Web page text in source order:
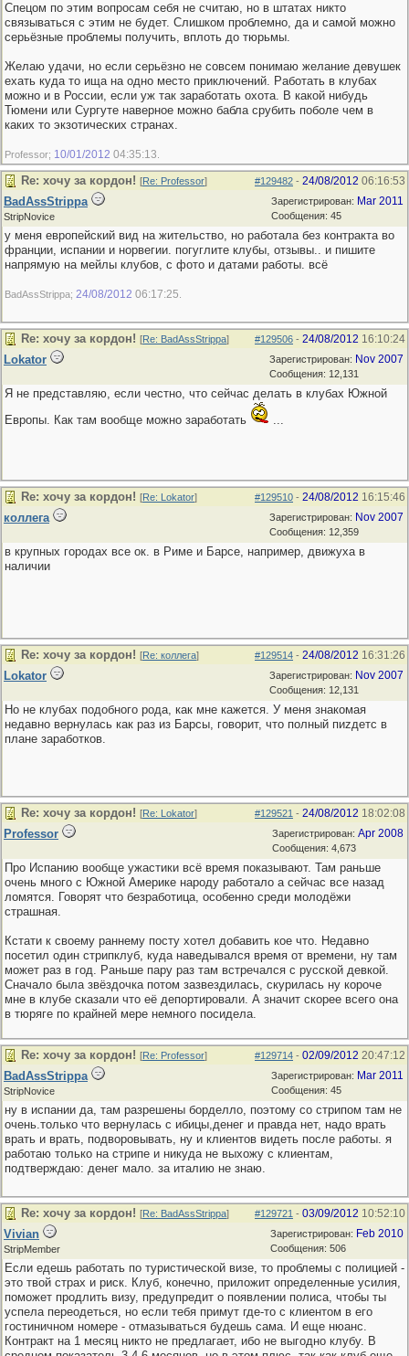
Спецом по этим вопросам себя не считаю, но в штатах никто
связываться с этим не будет. Слишком проблемно, да и самой можно
серьёзные проблемы получить, вплоть до тюрьмы.
Желаю удачи, но если серьёзно не совсем понимаю желание девушек
ехать куда то ища нa одно место приключений. Работать в клубах
можно и в России, если уж так заработать охота. В какой нибудь
Тюмени или Сургуте наверное можно бабла срубить поболе чем в
каких то экзотических странах.
Professor; 10/01/2012 04:35:13
#129482 - 24/08/2012 06:16:53
Re: хочу за кордон! [Re: Professor]
Зарегистрирован: Mar 2011
Сообщения: 45
BadAssStrippa
StripNovice
у меня европейский вид на жительство, но работала без контракта во
франции, испании и норвегии. погуглите клубы, отзывы.. и пишите
напрямую на мейлы клубов, с фото и датами работы. всё
BadAssStrippa; 24/08/2012 06:17:25
#129506 - 24/08/2012 16:10:24
Re: хочу за кордон! [Re: BadAssStrippa]
Зарегистрирован: Nov 2007
Сообщения: 12,131
Lokator
Я не представляю, если честно, что сейчас делать в клубах Южной
Европы. Как там вообще можно заработать
...
#129510 - 24/08/2012 16:15:46
Re: хочу за кордон! [Re: Lokator]
Зарегистрирован: Nov 2007
Сообщения: 12,359
коллега
в крупных городах все ок. в Риме и Барсе, например, движуха в
наличии
#129514 - 24/08/2012 16:31:26
Re: хочу за кордон! [Re: коллега]
Зарегистрирован: Nov 2007
Сообщения: 12,131
Lokator
Но не клубах подобного рода, как мне кажется. У меня знакомая
недавно вернулась как раз из Барсы, говорит, что полный пиzдетс в
плане заработков.
#129521 - 24/08/2012 18:02:08
Re: хочу за кордон! [Re: Lokator]
Зарегистрирован: Apr 2008
Сообщения: 4,673
Professor
Про Испанию вообще ужастики всё время показывают. Там раньше
очень много с Южной Америке народу работало а сейчас все назад
ломятся. Говорят что безработица, особенно среди молодёжи
страшная.
Кстати к своему раннему посту хотел добавить кое что. Недавно
посетил один стрипклуб, куда наведывался время от времени, ну там
может раз в год. Раньше пару раз там встречался с русской девкой.
Сначало была звёздочка потом зазвездилась, скурилась ну короче
мне в клубе сказали что её депортировали. А значит скорее всего она
в тюряге по крайней мере немного посидела.
#129714 - 02/09/2012 20:47:12
Re: хочу за кордон! [Re: Professor]
Зарегистрирован: Mar 2011
Сообщения: 45
BadAssStrippa
StripNovice
ну в испании да, там разрешены борделло, поэтому со стрипом там не
очень.только что вернулась с ибицы,денег и правда нет, надо врать
врать и врать, подворовывать, ну и клиентов видеть после работы. я
работаю только на стрипе и никуда не выхожу с клиентам,
подтверждаю: денег мало. за италию не знаю.
#129721 - 03/09/2012 10:52:10
Re: хочу за кордон! [Re: BadAssStrippa]
Зарегистрирован: Feb 2010
Сообщения: 506
Vivian
StripMember
Если едешь работать по туристической визе, то проблемы с полицией -
это твой страх и риск. Клуб, конечно, приложит определенные усилия,
поможет продлить визу, предупредит о появлении полиса, чтобы ты
успела переодеться, но если тебя примут где-то с клиентом в его
гостиничном номере - отмазываться будешь сама. И еще нюанс.
Контракт на 1 месяц никто не предлагает, ибо не выгодно клубу. В